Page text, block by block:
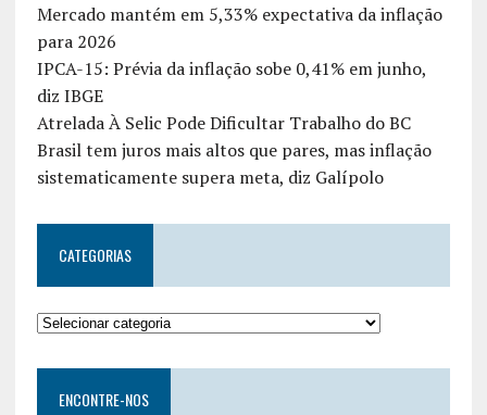
Mercado mantém em 5,33% expectativa da inflação
para 2026
IPCA-15: Prévia da inflação sobe 0,41% em junho,
diz IBGE
Atrelada À Selic Pode Dificultar Trabalho do BC
Brasil tem juros mais altos que pares, mas inflação
sistematicamente supera meta, diz Galípolo
CATEGORIAS
ENCONTRE-NOS